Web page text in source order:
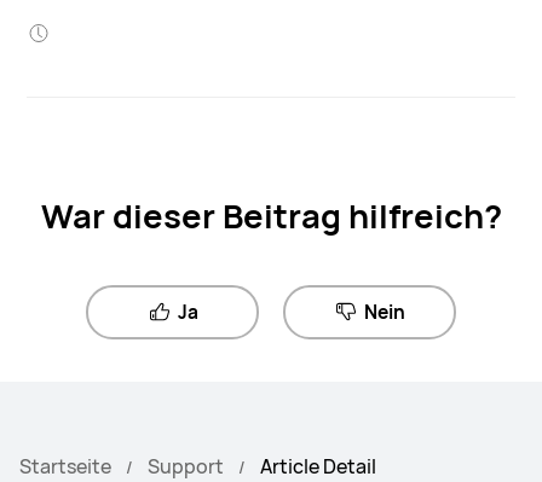
War dieser Beitrag hilfreich?
Ja Nein
Startseite Support Article Detail